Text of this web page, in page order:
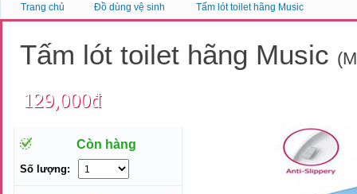
Trang chủ Đồ dùng vệ sinh Tấm lót toilet hãng Music
Tấm lót toilet hãng Music
129,000đ
Còn hàng
Số lượng: